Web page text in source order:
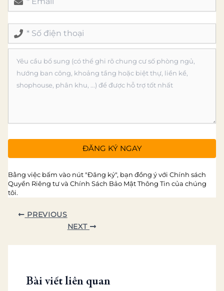
Bằng việc bấm vào nút "Đăng ký", bạn đồng ý với Chính sách
Quyền Riêng tư và Chính Sách Bảo Mật Thông Tin của chúng
tôi.
PREVIOUS
NEXT
Bài viết liên quan